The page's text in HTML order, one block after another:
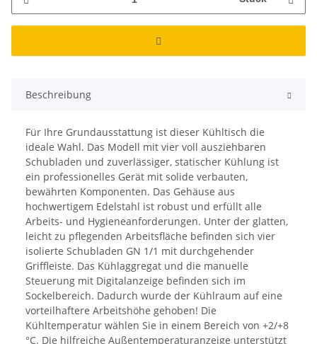
Beschreibung
Für Ihre Grundausstattung ist dieser Kühltisch die
ideale Wahl. Das Modell mit vier voll ausziehbaren
Schubladen und zuverlässiger, statischer Kühlung ist
ein professionelles Gerät mit solide verbauten,
bewährten Komponenten. Das Gehäuse aus
hochwertigem Edelstahl ist robust und erfüllt alle
Arbeits- und Hygieneanforderungen. Unter der glatten,
leicht zu pflegenden Arbeitsfläche befinden sich vier
isolierte Schubladen GN 1/1 mit durchgehender
Griffleiste. Das Kühlaggregat und die manuelle
Steuerung mit Digitalanzeige befinden sich im
Sockelbereich. Dadurch wurde der Kühlraum auf eine
vorteilhaftere Arbeitshöhe gehoben! Die
Kühltemperatur wählen Sie in einem Bereich von +2/+8
°C. Die hilfreiche Außentemperaturanzeige unterstützt